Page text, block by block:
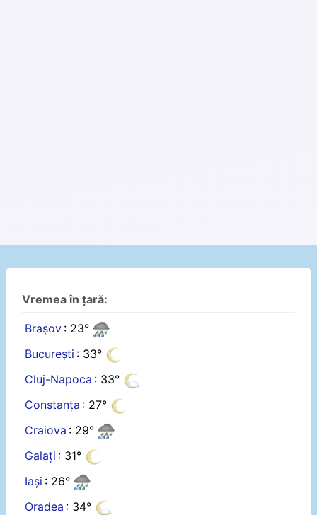
Vremea în țară:
Brașov : 23°
București : 33°
Cluj-Napoca : 33°
Constanța : 27°
Craiova : 29°
Galați : 31°
Iași : 26°
Oradea : 34°